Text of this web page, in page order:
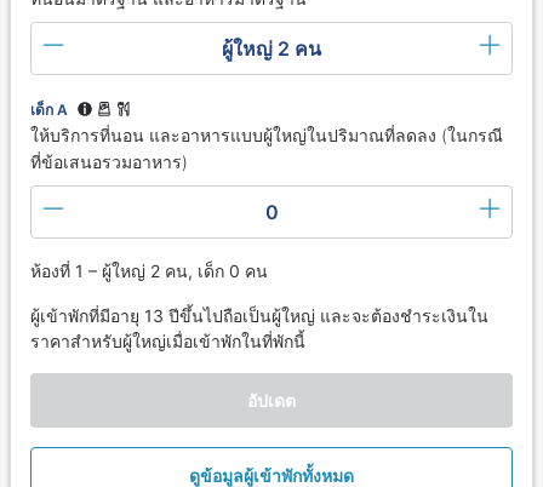
ผู้ใหญ่ 2 คน
เด็ก A
ให้บริการที่นอน และอาหารแบบผู้ใหญ่ในปริมาณที่ลดลง (ในกรณี
ที่ข้อเสนอรวมอาหาร)
0
ห้องที่ 1 – ผู้ใหญ่ 2 คน, เด็ก 0 คน
ผู้เข้าพักที่มีอายุ 13 ปีขึ้นไปถือเป็นผู้ใหญ่ และจะต้องชำระเงินใน
ราคาสำหรับผู้ใหญ่เมื่อเข้าพักในที่พักนี้
อัปเดต
ดูข้อมูลผู้เข้าพักทั้งหมด